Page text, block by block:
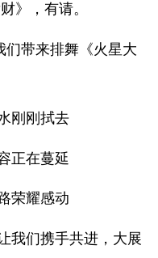
》，有请。
们带来排舞《火星大
刚刚拭去
正在蔓延
荣耀感动
我们携手共进，大展